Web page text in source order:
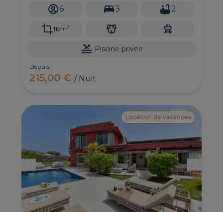
sur le parcours de golf.
6 3 2
115m2
Piscine privée
Depuis
215,00 €/ Nuit
Location de vacances